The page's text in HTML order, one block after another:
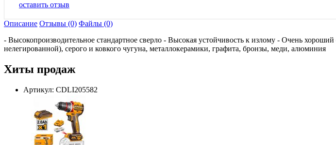
оставить отзыв
Описание Отзывы (0) Файлы (0)
- Высокопроизводительное стандартное сверло - Высокая устойчивость к излому - Очень
нелегированной), серого и ковкого чугуна, металлокерамики, графита, бронзы, меди, алюминия
Хиты продаж
Артикул: CDLI205582